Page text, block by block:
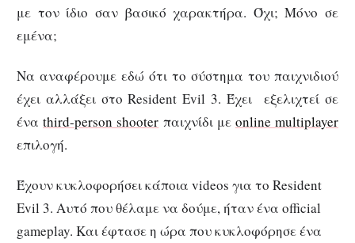
με τον ίδιο σαν βασικό χαρακτήρα. Όχι; Μόνο σε
εμένα;
Να αναφέρουμε εδώ ότι το σύστημα του παιχνιδιού
έχει αλλάξει στο Resident Evil 3. Έχει εξελιχτεί σε
έναthird-person shooter παιχνίδι με online multiplayer
επιλογή.
Έχουν κυκλοφορήσει κάποια videos για το Resident
Evil 3. Αυτό που θέλαμε να δούμε, ήταν ένα official
gameplay. Και έφτασε η ώρα που κυκλοφόρησε ένα